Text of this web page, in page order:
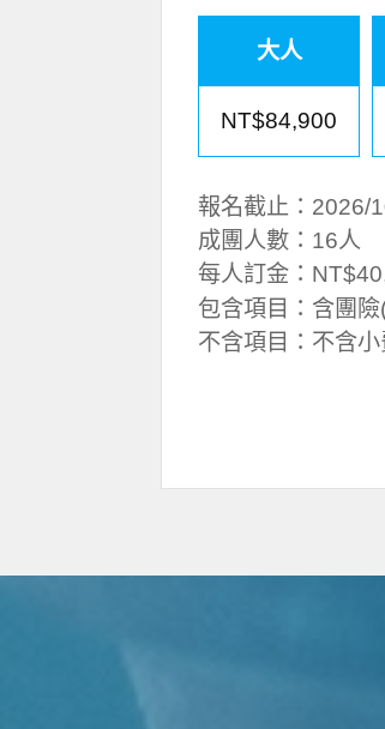
大人
NT$84,900
報名截止：2026/
成團人數：16人
每人訂金：
包含項目：含團
不含項目：不含小